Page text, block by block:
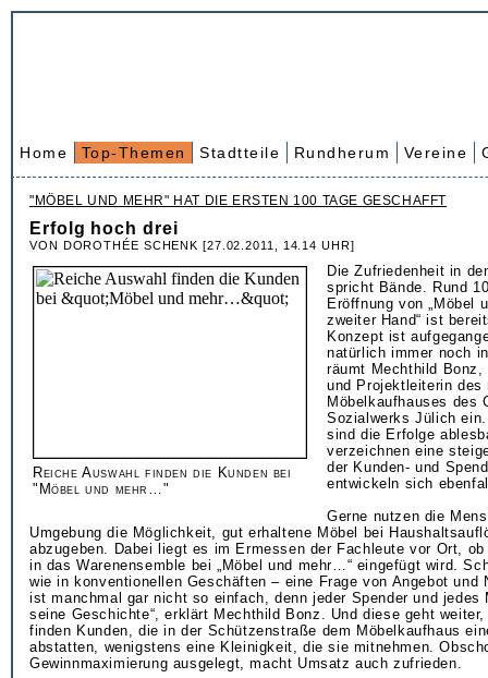
Home Top-Themen Stadtteile Rundherum Vereine
"MÖBEL UND MEHR" HAT DIE ERSTEN 100 TAGE GESCHAFFT
Erfolg hoch drei
VON DOROTHÉE SCHENK [27.02.2011, 14.14 UHR]
Reiche Auswahl finden die Kunden bei
"Möbel und mehr…"
Die Zufriedenheit in
spricht Bände. Rund
Eröffnung von „Möbel
zweiter Hand“ ist
Konzept ist
natürlich immer noch
räumt Mechthild Bonz,
und Projektleiterin des
Möbelkaufhauses des
Sozialwerks Jülich
sind die Erfolge
verzeichnen eine
der Kunden- und
entwickeln sich
Gerne nutzen die
Umgebung die Möglichkeit, gut erhaltene Möbel bei
abzugeben. Dabei liegt es im Ermessen der Fachleute vor Ort, ob
in das Warenensemble bei „Möbel und mehr…“ eingefügt wird.
wie in konventionellen Geschäften – eine Frage von Angebot und
ist manchmal gar nicht so einfach, denn jeder Spender und jedes
seine Geschichte“, erklärt Mechthild Bonz. Und diese geht
finden Kunden, die in der Schützenstraße dem Möbelkaufhaus
abstatten, wenigstens eine Kleinigkeit, die sie mitnehmen.
Gewinnmaximierung ausgelegt, macht Umsatz auch zufrieden.